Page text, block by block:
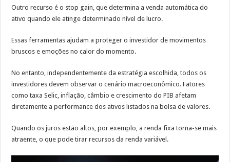
Outro recurso é o stop gain, que determina a venda automática do
ativo quando ele atinge determinado nível de lucro.
Essas ferramentas ajudam a proteger o investidor de movimentos
bruscos e emoções no calor do momento.
No entanto, independentemente da estratégia escolhida, todos os
investidores devem observar o cenário macroeconômico. Fatores
como taxa Selic, inflação, câmbio e crescimento do PIB afetam
diretamente a performance dos ativos listados na bolsa de valores.
Quando os juros estão altos, por exemplo, a renda fixa torna-se mais
atraente, o que pode tirar recursos da renda variável.